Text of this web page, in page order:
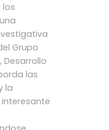
los
Grupo
las
la